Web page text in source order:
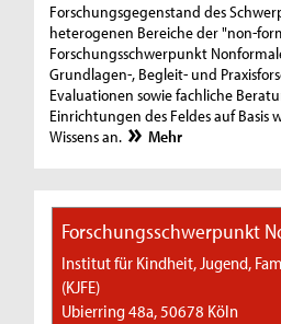
Forschungsgegenstand des
heterogenen Bereiche der "non-
Forschungsschwerpunkt
Grundlagen-, Begleit- und
Evaluationen sowie fachliche
Einrichtungen des Feldes auf Basis
Wissens an.
Mehr
Forschungsschwerpunkt
Institut für Kindheit, Jugend,
(KJFE)
Ubierring 48a, 50678 Köln